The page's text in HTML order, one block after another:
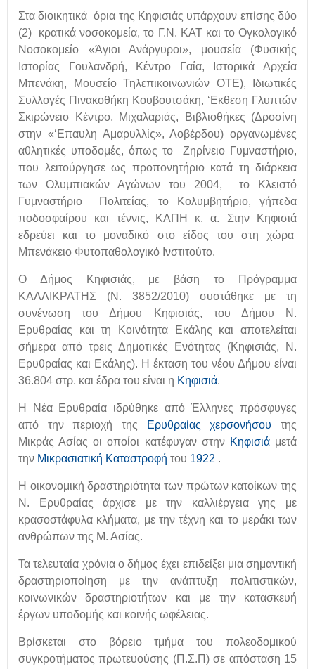
Στα διοικητικά όρια της Κηφισιάς υπάρχουν επίσης δύο
(2) κρατικά νοσοκομεία, το Γ.Ν. ΚΑΤ και το Ογκολογικό
Νοσοκομείο «Άγιοι Ανάργυροι», μουσεία (Φυσικής
Ιστορίας Γουλανδρή, Κέντρο Γαία, Ιστορικά Αρχεία
Μπενάκη, Μουσείο Τηλεπικοινωνιών ΟΤΕ), Ιδιωτικές
Συλλογές Πινακοθήκη Κουβουτσάκη, ‘Εκθεση Γλυπτών
Σκιρώνειο Κέντρο, Μιχαλαριάς, Βιβλιοθήκες (Δροσίνη
στην «‘Επαυλη Αμαρυλλίς», Λοβέρδου) οργανωμένες
αθλητικές υποδομές, όπως το Ζηρίνειο Γυμναστήριο,
που λειτούργησε ως προπονητήριο κατά τη διάρκεια
των Ολυμπιακών Αγώνων του 2004, το Κλειστό
Γυμναστήριο Πολιτείας, το Κολυμβητήριο, γήπεδα
ποδοσφαίρου και τέννις, ΚΑΠΗ κ. α. Στην Κηφισιά
εδρεύει και το μοναδικό στο είδος του στη χώρα
Μπενάκειο Φυτοπαθολογικό Ινστιτούτο.
Ο Δήμος Κηφισιάς, με βάση το Πρόγραμμα
ΚΑΛΛΙΚΡΑΤΗΣ (Ν. 3852/2010) συστάθηκε με τη
συνένωση του Δήμου Κηφισιάς, του Δήμου Ν.
Ερυθραίας και τη Κοινότητα Εκάλης και αποτελείται
σήμερα από τρεις Δημοτικές Ενότητας (Κηφισιάς, Ν.
Ερυθραίας και Εκάλης). Η έκταση του νέου Δήμου είναι
36.804 στρ. και έδρα του είναι η Κηφισιά.
Η Νέα Ερυθραία ιδρύθηκε από Έλληνες πρόσφυγες
από την περιοχή της
Ερυθραίας χερσονήσου της
Μικράς Ασίας οι οποίοι κατέφυγαν στην Κηφισιάμετά
την Μικρασιατική Καταστροφή του 1922 .
Η οικονομική δραστηριότητα των πρώτων κατοίκων της
Ν. Ερυθραίας άρχισε με την καλλιέργεια γης με
κρασοστάφυλα κλήματα, με την τέχνη και το μεράκι των
ανθρώπων της Μ. Ασίας.
Τα τελευταία χρόνια ο δήμος έχει επιδείξει μια σημαντική
δραστηριοποίηση με την ανάπτυξη πολιτιστικών,
κοινωνικών δραστηριοτήτων και με την κατασκευή
έργων υποδομής και κοινής ωφέλειας.
Βρίσκεται στο βόρειο τμήμα του πολεοδομικού
συγκροτήματος πρωτευούσης (Π.Σ.Π) σε απόσταση 15